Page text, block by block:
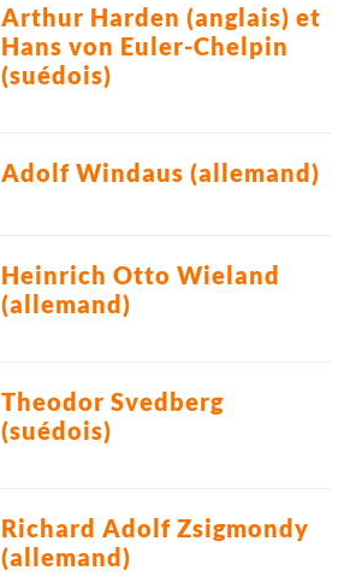
Arthur Harden (anglais) et
Hans von Euler-Chelpin
(suédois)
Adolf Windaus (allemand)
Heinrich Otto Wieland
(allemand)
Theodor Svedberg
(suédois)
Richard Adolf Zsigmondy
(allemand)